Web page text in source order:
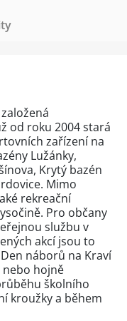
založená
od roku 2004 stará
zařízení na
Lužánky,
Krytý bazén
Mimo
rekreační
Pro občany
službu v
akcí jsou to
náborů na Kraví
nebo hojně
školního
kroužky a během